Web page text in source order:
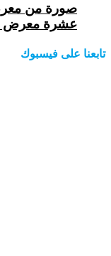
صورة من
عشرة معرض
تابعنا على فيسبوك